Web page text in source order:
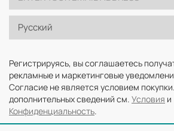
Русский
Регистрируясь, вы соглашаетесь
рекламные и маркетинговые
Согласие не является условием
дополнительных сведений см. Условия и
Конфиденциальность.